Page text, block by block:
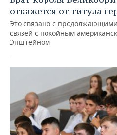
ХОККЕЙ С МЯЧОМ
ПРОИСШЕСТВИЯ
откажется от титула
Это связано с
связей с покойным
Эпштейном